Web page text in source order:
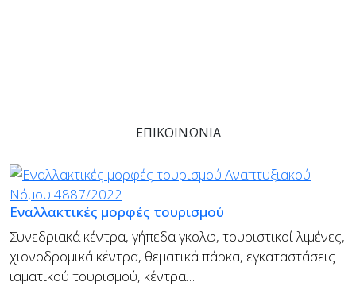
ΕΠΙΚΟΙΝΩΝΙΑ
Εναλλακτικές μορφές τουρισμού
Συνεδριακά κέντρα, γήπεδα γκολφ, τουριστικοί λιμένες,
χιονοδρομικά κέντρα, θεματικά πάρκα, εγκαταστάσεις
ιαματικού τουρισμού, κέντρα…